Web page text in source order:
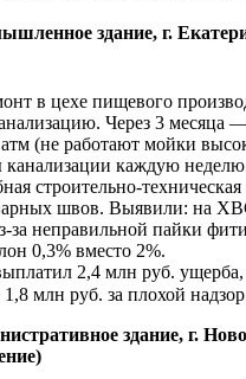
здание, г.
в цехе пищевого
Через 3 месяца
(не работают мойки
канализации каждую
строительно-техническая
швов. Выявили: на
за неправильной пайки
0,3% вместо 2%.
2,4 млн руб.
млн руб. за плохой
здание, г.